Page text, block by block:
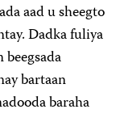
aad u sheegto
Dadka fuliya
bartaan
baraha